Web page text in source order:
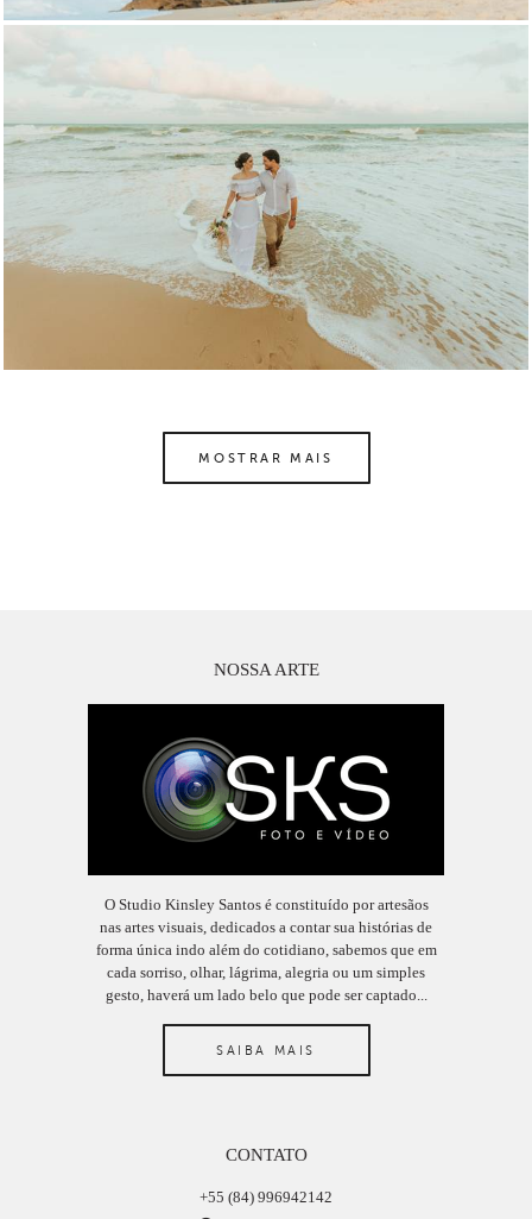
MOSTRAR MAIS
NOSSA ARTE
O Studio Kinsley Santos é constituído por artesãos
nas artes visuais, dedicados a contar sua histórias de
forma única indo além do cotidiano, sabemos que em
cada sorriso, olhar, lágrima, alegria ou um simples
gesto, haverá um lado belo que pode ser captado...
SAIBA MAIS
CONTATO
+55 (84) 996942142